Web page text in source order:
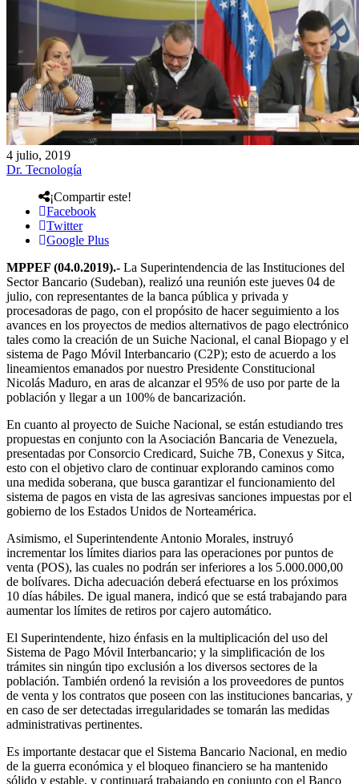
4 julio, 2019
Dr. Tecnología
¡Compartir este!
Facebook
Twitter
Google Plus
MPPEF (04.0.2019).- La Superintendencia de las Instituciones del
Sector Bancario (Sudeban), realizó una reunión este jueves 04 de
julio, con representantes de la banca pública y privada y
procesadoras de pago, con el propósito de hacer seguimiento a los
avances en los proyectos de medios alternativos de pago electrónico
tales como la creación de un Suiche Nacional, el canal Biopago y el
sistema de Pago Móvil Interbancario (C2P); esto de acuerdo a los
lineamientos emanados por nuestro Presidente Constitucional
Nicolás Maduro, en aras de alcanzar el 95% de uso por parte de la
población y llegar a un 100% de bancarización.
En cuanto al proyecto de Suiche Nacional, se están estudiando tres
propuestas en conjunto con la Asociación Bancaria de Venezuela,
presentadas por Consorcio Credicard, Suiche 7B, Conexus y Sitca,
esto con el objetivo claro de continuar explorando caminos como
una medida soberana, que busca garantizar el funcionamiento del
sistema de pagos en vista de las agresivas sanciones impuestas por el
gobierno de los Estados Unidos de Norteamérica.
Asimismo, el Superintendente Antonio Morales, instruyó
incrementar los límites diarios para las operaciones por puntos de
venta (POS), las cuales no podrán ser inferiores a los 5.000.000,00
de bolívares. Dicha adecuación deberá efectuarse en los próximos
10 días hábiles. De igual manera, indicó que se está trabajando para
aumentar los límites de retiros por cajero automático.
El Superintendente, hizo énfasis en la multiplicación del uso del
Sistema de Pago Móvil Interbancario; y la simplificación de los
trámites sin ningún tipo exclusión a los diversos sectores de la
población. También ordenó la revisión a los proveedores de puntos
de venta y los contratos que poseen con las instituciones bancarias, y
en caso de ser detectadas irregularidades se tomarán las medidas
administrativas pertinentes.
Es importante destacar que el Sistema Bancario Nacional, en medio
de la guerra económica y el bloqueo financiero se ha mantenido
sólido y estable, y continuará trabajando en conjunto con el Banco